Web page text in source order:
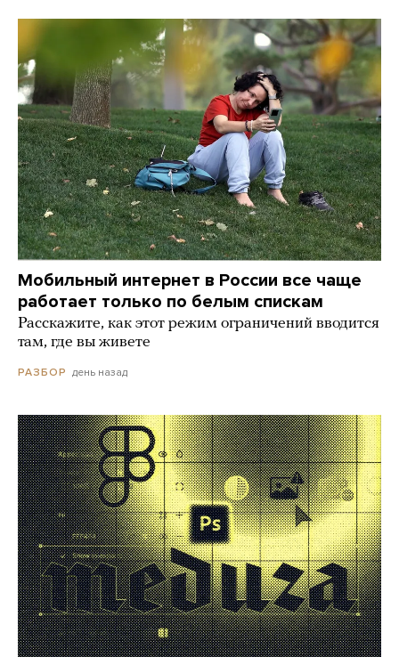
Мобильный интернет в России все чаще
работает только по белым спискам
Расскажите, как этот режим ограничений вводится
там, где вы живете
РАЗБОР день назад